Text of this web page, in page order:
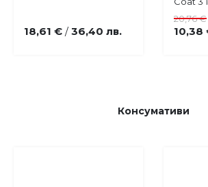
18,61 € / 36,40 лв. 10,38
20,76 €
Консумативи